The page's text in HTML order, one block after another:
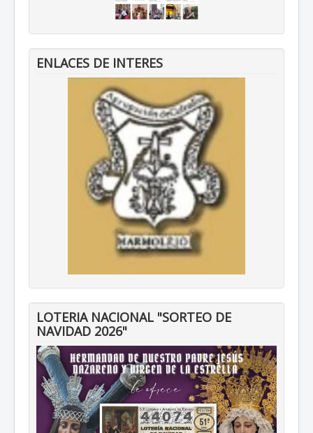
ENLACES DE INTERES
LOTERIA NACIONAL "SORTEO DE
NAVIDAD 2026"